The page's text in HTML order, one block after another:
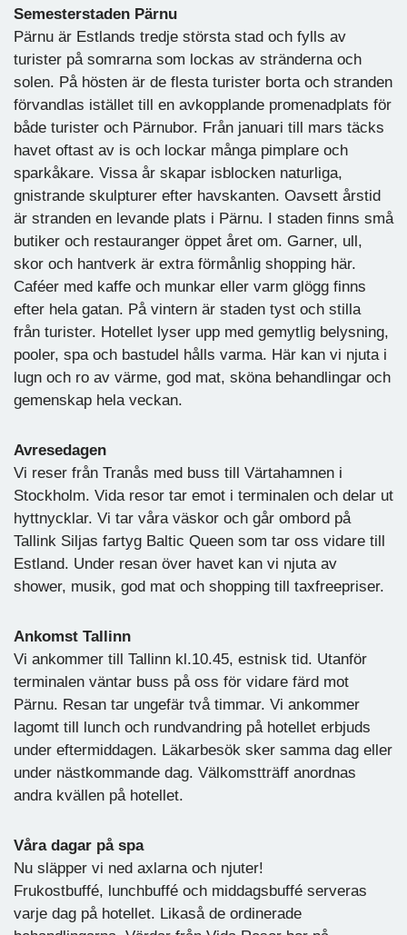
Semesterstaden Pärnu
Pärnu är Estlands tredje största stad och fylls av
turister på somrarna som lockas av stränderna och
solen. På hösten är de flesta turister borta och stranden
förvandlas istället till en avkopplande promenadplats för
både turister och Pärnubor. Från januari till mars täcks
havet oftast av is och lockar många pimplare och
sparkåkare. Vissa år skapar isblocken naturliga,
gnistrande skulpturer efter havskanten. Oavsett årstid
är stranden en levande plats i Pärnu. I staden finns små
butiker och restauranger öppet året om. Garner, ull,
skor och hantverk är extra förmånlig shopping här.
Caféer med kaffe och munkar eller varm glögg finns
efter hela gatan. På vintern är staden tyst och stilla
från turister. Hotellet lyser upp med gemytlig belysning,
pooler, spa och bastudel hålls varma. Här kan vi njuta i
lugn och ro av värme, god mat, sköna behandlingar och
gemenskap hela veckan.
Avresedagen
Vi reser från Tranås med buss till Värtahamnen i
Stockholm. Vida resor tar emot i terminalen och delar ut
hyttnycklar. Vi tar våra väskor och går ombord på
Tallink Siljas fartyg Baltic Queen som tar oss vidare till
Estland. Under resan över havet kan vi njuta av
shower, musik, god mat och shopping till taxfreepriser.
Ankomst Tallinn
Vi ankommer till Tallinn kl.10.45, estnisk tid. Utanför
terminalen väntar buss på oss för vidare färd mot
Pärnu. Resan tar ungefär två timmar. Vi ankommer
lagomt till lunch och rundvandring på hotellet erbjuds
under eftermiddagen. Läkarbesök sker samma dag eller
under nästkommande dag. Välkomstträff anordnas
andra kvällen på hotellet.
Våra dagar på spa
Nu släpper vi ned axlarna och njuter!
Frukostbuffé, lunchbuffé och middagsbuffé serveras
varje dag på hotellet. Likaså de ordinerade